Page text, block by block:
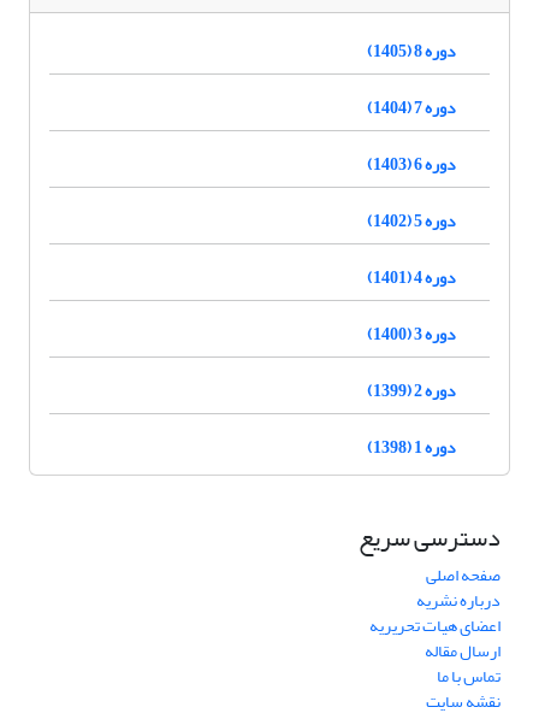
دوره 8 (1405)
دوره 7 (1404)
دوره 6 (1403)
دوره 5 (1402)
دوره 4 (1401)
دوره 3 (1400)
دوره 2 (1399)
دوره 1 (1398)
دسترسی سریع
صفحه اصلی
درباره نشریه
اعضای هیات تحریریه
ارسال مقاله
تماس با ما
نقشه سایت